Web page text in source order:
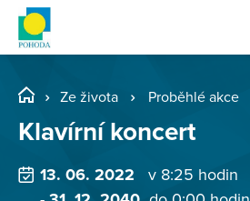
Ze života Proběhlé akce
Klavírní koncert
13. 06. 2022
v 8:25 hodin